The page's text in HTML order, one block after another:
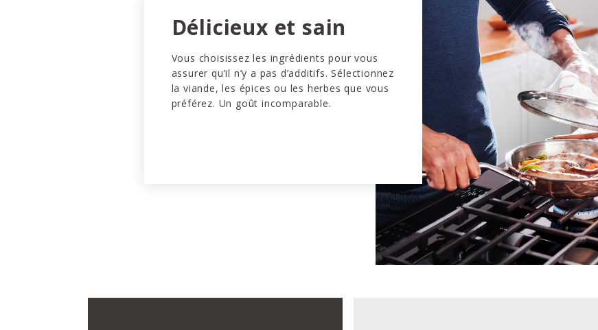
Délicieux et sain
Vous choisissez les ingrédients pour vous
assurer qu’il n’y a pas d’additifs. Sélectionnez
la viande, les épices ou les herbes que vous
préférez. Un goût incomparable.